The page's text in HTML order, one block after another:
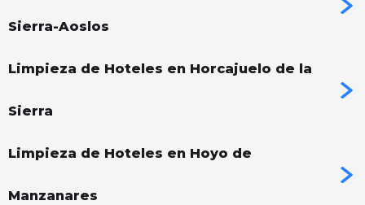
Sierra-Aoslos
Limpieza de Hoteles en Horcajuelo de la
Sierra
Limpieza de Hoteles en Hoyo de
Manzanares